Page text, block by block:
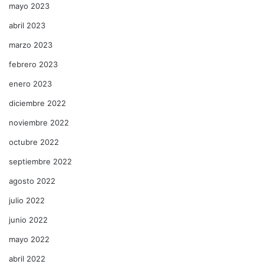
mayo 2023
abril 2023
marzo 2023
febrero 2023
enero 2023
diciembre 2022
noviembre 2022
octubre 2022
septiembre 2022
agosto 2022
julio 2022
junio 2022
mayo 2022
abril 2022